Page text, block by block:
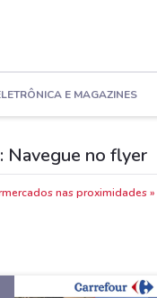
E MAGAZINES
Navegue no flyer
nas proximidades